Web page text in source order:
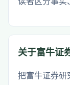
关于富牛证
把富牛证券研